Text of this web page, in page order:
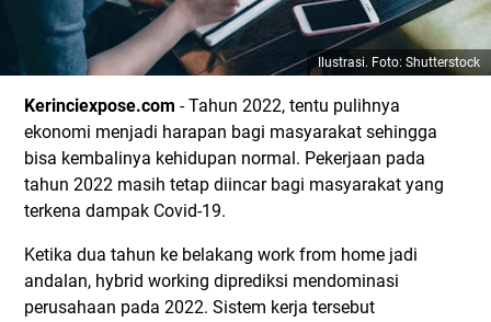
Ilustrasi. Foto: Shutterstock
Kerinciexpose.com - Tahun 2022, tentu pulihnya
ekonomi menjadi harapan bagi masyarakat sehingga
bisa kembalinya kehidupan normal. Pekerjaan pada
tahun 2022 masih tetap diincar bagi masyarakat yang
terkena dampak Covid-19.
Ketika dua tahun ke belakang work from home jadi
andalan, hybrid working diprediksi mendominasi
perusahaan pada 2022. Sistem kerja tersebut